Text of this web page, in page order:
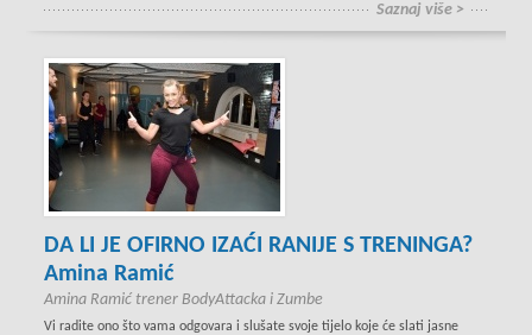
Saznaj više >
DA LI JE OFIRNO IZAĆI RANIJE S TRENINGA?
Amina Ramić
Amina Ramić trener BodyAttacka i Zumbe
Vi radite ono što vama odgovara i slušate svoje tijelo koje će slati jasne